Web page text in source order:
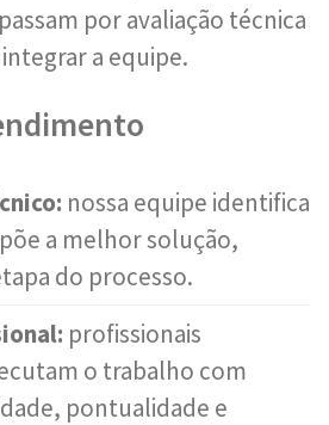
por avaliação técnica
a equipe.
nossa equipe identifica
a melhor solução,
do processo.
profissionais
o trabalho com
pontualidade e